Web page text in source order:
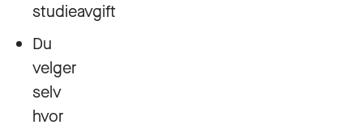
studieavgift
Du
velger
selv
hvor